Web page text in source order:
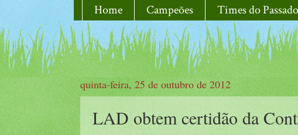
Home Campeões Times do Passado
quinta-feira, 25 de outubro de 2012
LAD obtem certidão da